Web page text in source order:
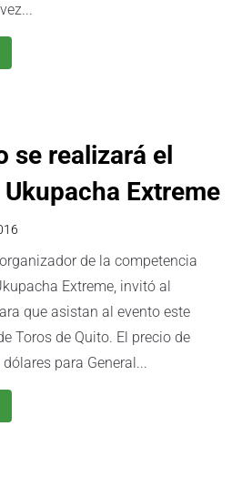
se realizará el
Extreme
de la competencia
Extreme, invitó al
que asistan al evento este
Toros de Quito. El precio de
para General...